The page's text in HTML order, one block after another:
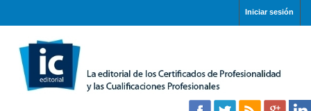
Iniciar sesión